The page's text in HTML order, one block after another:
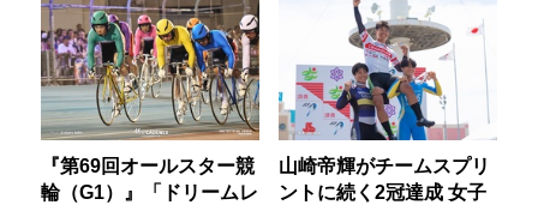
『第69回オールスター競
輪（G1）』「ドリームレ
山崎帝輝がチームスプリ
ントに続く2冠達成 女子